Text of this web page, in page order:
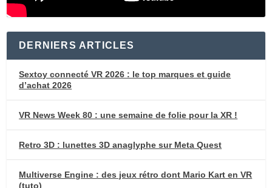
DERNIERS ARTICLES
Sextoy connecté VR 2026 : le top marques et guide
d’achat 2026
VR News Week 80 : une semaine de folie pour la XR !
Retro 3D : lunettes 3D anaglyphe sur Meta Quest
Multiverse Engine : des jeux rétro dont Mario Kart en VR
(tuto)